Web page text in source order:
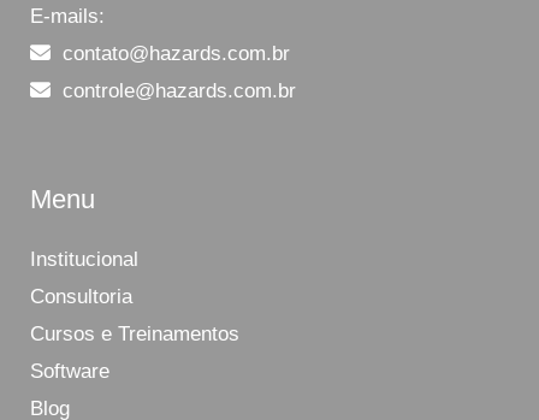
E-mails:
contato@hazards.com.br
controle@hazards.com.br
Menu
Institucional
Consultoria
Cursos e Treinamentos
Software
Blog